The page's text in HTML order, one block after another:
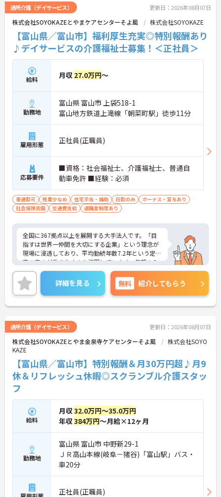
を存分に活かせるだけでなく、勤務時間内での資格
取得支援制度を活用し、将来的にケアマネジャーや
センター長といった多彩なキャリアパスへの挑戦も
手厚くサポートされています。年間17日のリフレッ
シュ休暇や残業少なめの環境など、ワークライフバ
ランスを大切にしながら長期的なキャリア形成を目
指す方に、自信を持っておすすめできる求人です。
★おすすめPOINT★
【「目指すは世界一仲間を大切にする企業」を体現
する定着率の高さと安心のチームワーク】
・毎朝のミーティングで職種を超えた情報共有を徹
底しており、人間関係の不安なく業務に集中できま
均勤続年数は7.2年と長く、腰を据えて働ける環境で
す。
【介護福祉士の経験を活かし、さらなる高みを目指
せる多彩なキャリアパス】
・現場のプロフェッショナルにとどまらず、ケアマ
ネジャーやセンター長といったマネジメント職への
道が開かれています。
・勤務時間内での資格取得支援制度やOJTが整備さ
ートします。
【日々の貢献をダイレクトに評価する「特別報酬」
やワークライフバランスの充実】
・施設運営への尽力やチームワークは、賞与とは別
の「特別報酬」として目に見える形で還元されま
す。
・残業少なめの環境に加え、年間17日ものリフレッ
シュ休暇が用意されておりプライベートの時間を大
切にできます。
通所介護（デイサービス） 更新日：2026年08月07日
株式会社SOYOKAZEとやまケアセンターそよ風 株式会社SOYOKAZE
【富山県／富山市】福利厚生充実◎特別報酬あり
♪デイサービスの介護福祉士募集！＜正社員＞
給料 月収 27.0万円～
勤務地
富山県 富山市 上袋518-1
富山地方鉄道上滝線「朝菜町駅」徒歩11分
雇用形態 正社員(正職員)
応募要件
■資格：社会福祉士、介護福祉士、普通自
動車免許 ■経験：必須
車通勤可 残業少なめ 住宅手当・補助 日勤のみ
ボーナス・賞与あり
社会保険完備
交通費支給 退職金制度あり
全国に367拠点以上を展開する大手法人です。「目
指すは世界一仲間を大切にする企業」という理念が
現場に浸透しており、平均勤続年数7.2年という定着
率の高さが働きやすさを証明しています。毎朝のミ
ーティング等を通じた職種を超えたチームワークが
根付いており、人間関係の不安なく安心して業務に
取り組める環境です。また、日々の頑張りやチーム
への貢献は、賞与とは別の「特別報酬」としてしっ
かりと評価・還元される独自の制度も大きな魅力と
を存分に活かせるだけでなく、勤務時間内での資格
取得支援制度を活用し、将来的にケアマネジャーや
センター長といった多彩なキャリアパスへの挑戦も
手厚くサポートされています。年間17日のリフレッ
シュ休暇や残業少なめの環境など、ワークライフバ
ランスを大切にしながら長期的なキャリア形成を目
指す方に、自信を持っておすすめできる求人です。
【「目指すは世界一仲間を大切にする企業」を体現
する定着率の高さと安心のチームワーク】
・毎朝のミーティングで職種を超えた情報共有を徹
底しており、人間関係の不安なく業務に集中できま
・理念が現場の隅々にまで浸透しているからこそ平
均勤続年数は7.2年と長く、腰を据えて働ける環境で
【介護福祉士の経験を活かし、さらなる高みを目指
せる多彩なキャリアパス】
詳細を見る 無料 紹介してもらう
通所介護（デイサービス） 更新日：2026年08月07日
株式会社SOYOKAZEとやま金泉寺ケアセンターそよ風
株式会社SOYO
KAZE
【富山県／富山市】特別報酬＆月30万円超♪月9
休＆リフレッシュ休暇◎スクランブル介護スタッ
フ
給料
月収32.0万円～35.0万円
年収384万円～月給×12ヶ月
勤務地
富山県 富山市 中野新29-1
ＪＲ高山本線(岐阜－猪谷)「富山駅」バス・
車20分
正社員(正職員)